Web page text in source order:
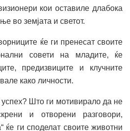
кои оставиле длабока
во земјата и светот.
ќе ги пренесат своите
совети на младите, ќе
предизвиците и клучните
како личности.
Што ги мотивирало да не
и отворени разговори,
ќе ги споделат своите животни